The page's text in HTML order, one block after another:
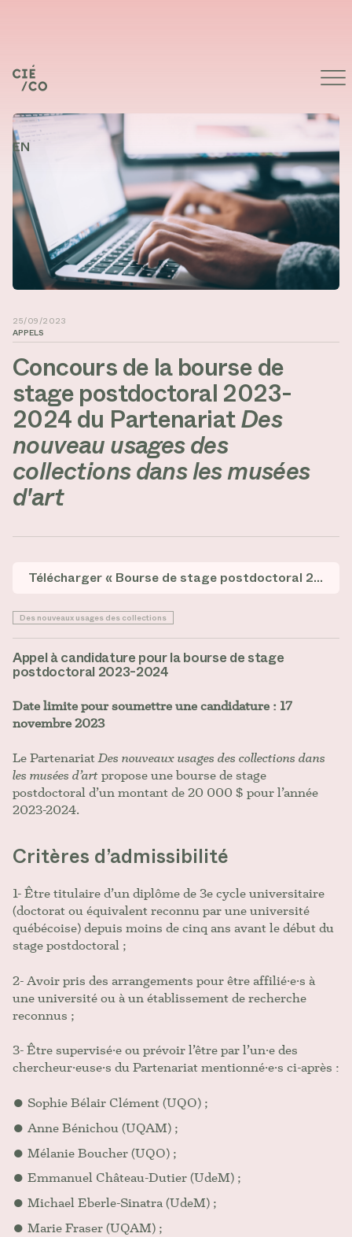
EN
Photographie de Glenn Carstens-Peters sur Unsplash
25/09/2023
APPELS
Concours de la bourse de
stage postdoctoral 2023-
2024 du PartenariatDes
nouveau usages des
collections dans les musées
d'art
Télécharger « Bourse de stage postdoctoral 2023-2024.docx »
Des nouveaux usages des collections
Appel à candidature pour la bourse de stage
postdoctoral 2023-2024
Date limite pour soumettre une candidature : 17
novembre 2023
Le PartenariatDes nouveaux usages des collections dans
les musées d’artpropose une bourse de stage
postdoctoral d’un montant de 20 000 $ pour l’année
2023-2024.
Critères d’admissibilité
1- Être titulaire d’un diplôme de 3e cycle universitaire
(doctorat ou équivalent reconnu par une université
québécoise) depuis moins de cinq ans avant le début du
stage postdoctoral ;
2- Avoir pris des arrangements pour être affilié·e·s à
une université ou à un établissement de recherche
reconnus ;
3- Être supervisé·e ou prévoir l’être par l’un·e des
chercheur·euse·s du Partenariat mentionné·e·s ci-après :
Sophie Bélair Clément (UQO) ;
Anne Bénichou (UQAM) ;
Mélanie Boucher (UQO) ;
Emmanuel Château-Dutier (UdeM) ;
Michael Eberle-Sinatra (UdeM) ;
Marie Fraser (UQAM) ;